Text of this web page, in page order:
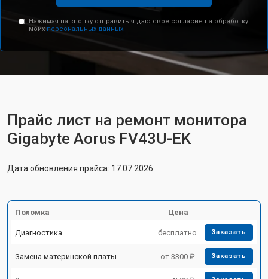
Нажимая на кнопку отправить я даю свое согласие на обработку
моих персональных данных.
Прайс лист на ремонт монитора
Gigabyte Aorus FV43U-EK
Дата обновления прайса: 17.07.2026
Поломка Цена
Диагностика бесплатно Заказать
Замена материнской платы от 3300 ₽ Заказать